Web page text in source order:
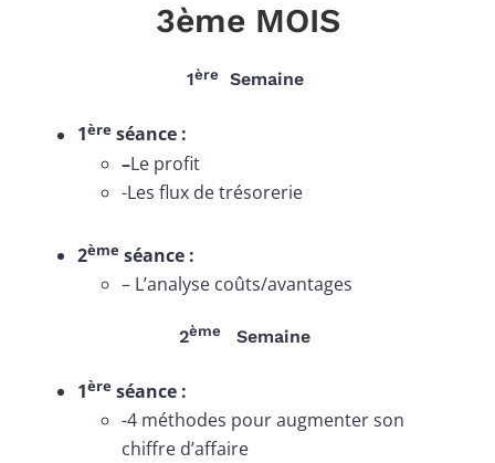
3ème MOIS
1ère Semaine
1ère séance :
–Le profit
-Les flux de trésorerie
2ème séance :
– L’analyse coûts/avantages
2ème Semaine
1ère séance :
-4 méthodes pour augmenter son
chiffre d’affaire